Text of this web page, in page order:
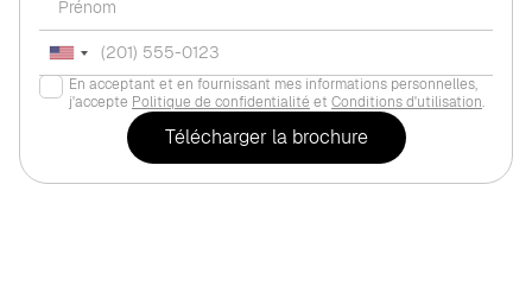
En acceptant et en fournissant mes informations personnelles,
j'accepte Politique de confidentialité et Conditions d'utilisation.